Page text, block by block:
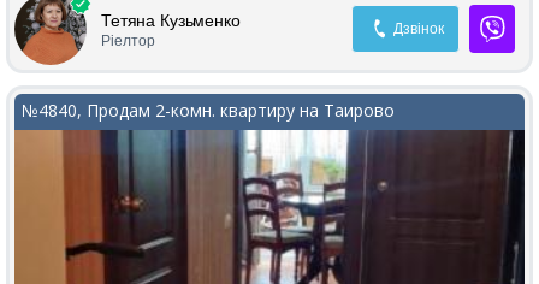
Кухня-вітальня ✔️ Дві місткі гардеробні ✔️ Балкон з ремонтом,
який можна використовувати як зону відпочинку або робочий
простір У квартирі використані якісні матеріали, встановлені
сучасні меблі та техніка. Все готове для комфортного
проживання без додаткових вкладень.
Тетяна Кузьменко
Ріелтор
Дзвінок
№4840, Продам 2-комн. квартиру на Таирово